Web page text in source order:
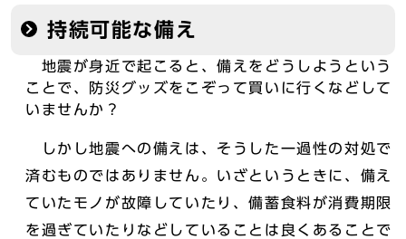
持続可能な備え
地震が身近で起こると、備えをどうしようという
ことで、防災グッズをこぞって買いに行くなどして
いませんか？
しかし地震への備えは、そうした一過性の対処で
済むものではありません。いざというときに、備え
ていたモノが故障していたり、備蓄食料が消費期限
を過ぎていたりなどしていることは良くあることで